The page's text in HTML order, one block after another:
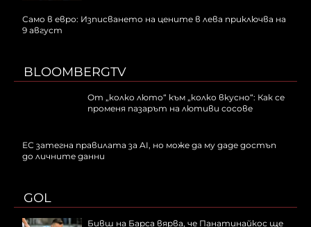
Само в евро: Изписването на цените в лева приключва на
9 август
BLOOMBERGTV
От „колко люто“ към „колко вкусно“: Как се
променя пазарът на лютиви сосове
ЕС затегна правилата за AI, но може да му даде достъп
до личните данни
GOL
Бивш на Барса вярва, че Панатинайкос ще